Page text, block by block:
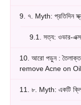
9. ৭. Myth: প্রতিদিন
9.1. সত্য: ওভার-
10. আরো পড়ুন : তৈলাক্ত
remove Acne on
11. ৮. Myth: একটি